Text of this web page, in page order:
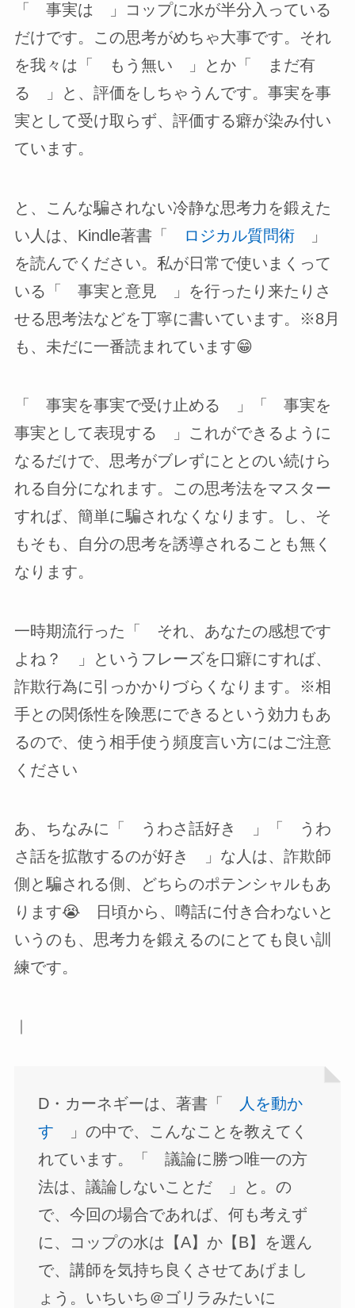
「 事実は 」コップに水が半分入っている
だけです。この思考がめちゃ大事です。それ
を我々は「 もう無い 」とか「 まだ有
る 」と、評価をしちゃうんです。事実を事
実として受け取らず、評価する癖が染み付い
ています。
と、こんな騙されない冷静な思考力を鍛えた
い人は、Kindle著書「
ロジカル質問術」
を読んでください。私が日常で使いまくって
いる「 事実と意見 」を行ったり来たりさ
せる思考法などを丁寧に書いています。※8月
も、未だに一番読まれています😁
「 事実を事実で受け止める 」「 事実を
事実として表現する 」これができるように
なるだけで、思考がブレずにととのい続けら
れる自分になれます。この思考法をマスター
すれば、簡単に騙されなくなります。し、そ
もそも、自分の思考を誘導されることも無く
なります。
一時期流行った「 それ、あなたの感想です
よね？ 」というフレーズを口癖にすれば、
詐欺行為に引っかかりづらくなります。※相
手との関係性を険悪にできるという効力もあ
るので、使う相手使う頻度言い方にはご注意
ください
あ、ちなみに「 うわさ話好き 」「 うわ
さ話を拡散するのが好き 」な人は、詐欺師
側と騙される側、どちらのポテンシャルもあ
ります😭 日頃から、噂話に付き合わないと
いうのも、思考力を鍛えるのにとても良い訓
練です。
｜
D・カーネギーは、著書「
人を動か
す 」の中で、こんなことを教えてく
れています。「 議論に勝つ唯一の方
法は、議論しないことだ 」と。の
で、今回の場合であれば、何も考えず
に、コップの水は【A】か【B】を選ん
で、講師を気持ち良くさせてあげまし
ょう。いちいち＠ゴリラみたいに